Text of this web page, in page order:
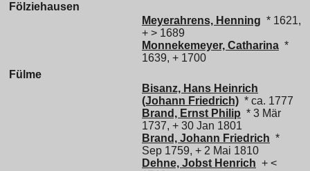
Fölziehausen
Meyerahrens, Henning * 1621,
+ > 1689
Monnekemeyer, Catharina *
1639, + 1700
Fülme
Bisanz, Hans Heinrich
(Johann Friedrich) * ca. 1777
Brand, Ernst Philip * 3 Mär
1737, + 30 Jan 1801
Brand, Johann Friedrich *
Sep 1759, + 2 Mai 1810
Dehne, Jobst Henrich + <